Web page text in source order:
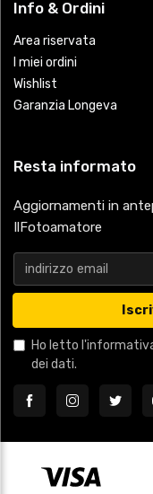
Info & Ordini
Area riservata
I miei ordini
Wishlist
Garanzia Longeva
Resta informato
Aggiornamenti in
IlFotoamatore
Ho letto
dei dati.